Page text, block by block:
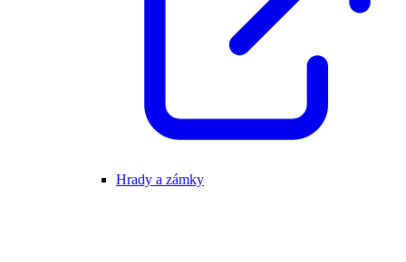
Hrady a zámky